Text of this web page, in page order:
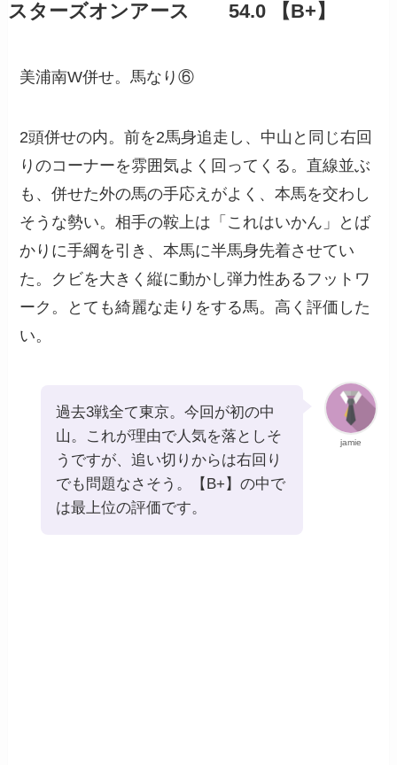
スターズオンアース 54.0 【B+】
美浦南W併せ。馬なり⑥
2頭併せの内。前を2馬身追走し、中山と同じ右回
りのコーナーを雰囲気よく回ってくる。直線並ぶ
も、併せた外の馬の手応えがよく、本馬を交わし
そうな勢い。相手の鞍上は「これはいかん」とば
かりに手綱を引き、本馬に半馬身先着させてい
た。クビを大きく縦に動かし弾力性あるフットワ
ーク。とても綺麗な走りをする馬。高く評価した
い。
jamie
過去3戦全て東京。今回が初の中
山。これが理由で人気を落としそ
うですが、追い切りからは右回り
でも問題なさそう。【B+】の中で
は最上位の評価です。